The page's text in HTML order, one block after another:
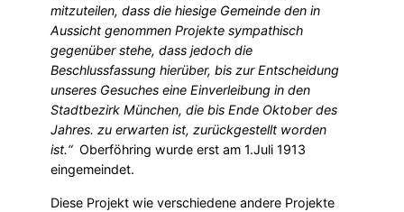
mitzuteilen, dass die hiesige Gemeinde den in
Aussicht genommen Projekte sympathisch
gegenüber stehe, dass jedoch die
Beschlussfassung hierüber, bis zur Entscheidung
unseres Gesuches eine Einverleibung in den
Stadtbezirk München, die bis Ende Oktober des
Jahres. zu erwarten ist, zurückgestellt worden
ist.“ Oberföhring wurde erst am 1.Juli 1913
eingemeindet.
Diese Projekt wie verschiedene andere Projekte